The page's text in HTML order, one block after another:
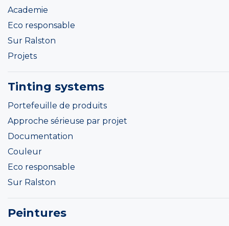
Academie
Eco responsable
Sur Ralston
Projets
Tinting systems
Portefeuille de produits
Approche sérieuse par projet
Documentation
Couleur
Eco responsable
Sur Ralston
Peintures